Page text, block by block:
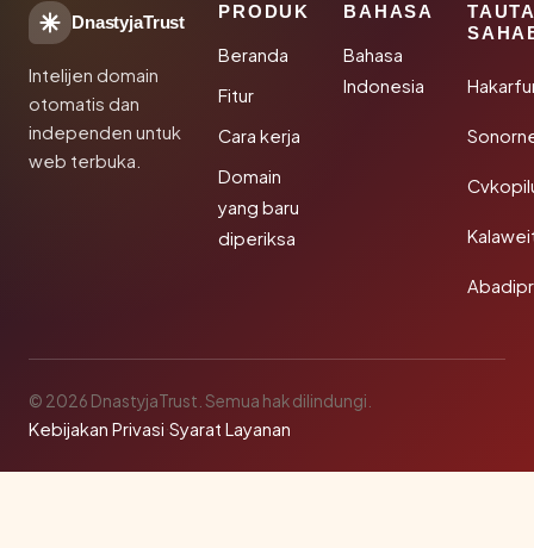
DnastyjaTrust
Intelijen domain
otomatis dan
independen untuk
web terbuka.
PRODUK
Beranda
Fitur
Cara kerja
Domain
yang baru
diperiksa
BAHASA
Bahasa
Indonesia
© 2026 DnastyjaTrust. Semua hak dilindungi.
Kebijakan Privasi·Syarat Layanan